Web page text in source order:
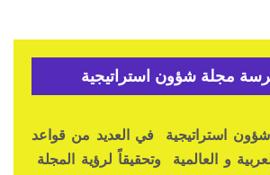
مجلة شؤون استراتيجية
استراتيجية في العديد من قواعد
و العالمية وتحقيقاً لرؤية المجلة